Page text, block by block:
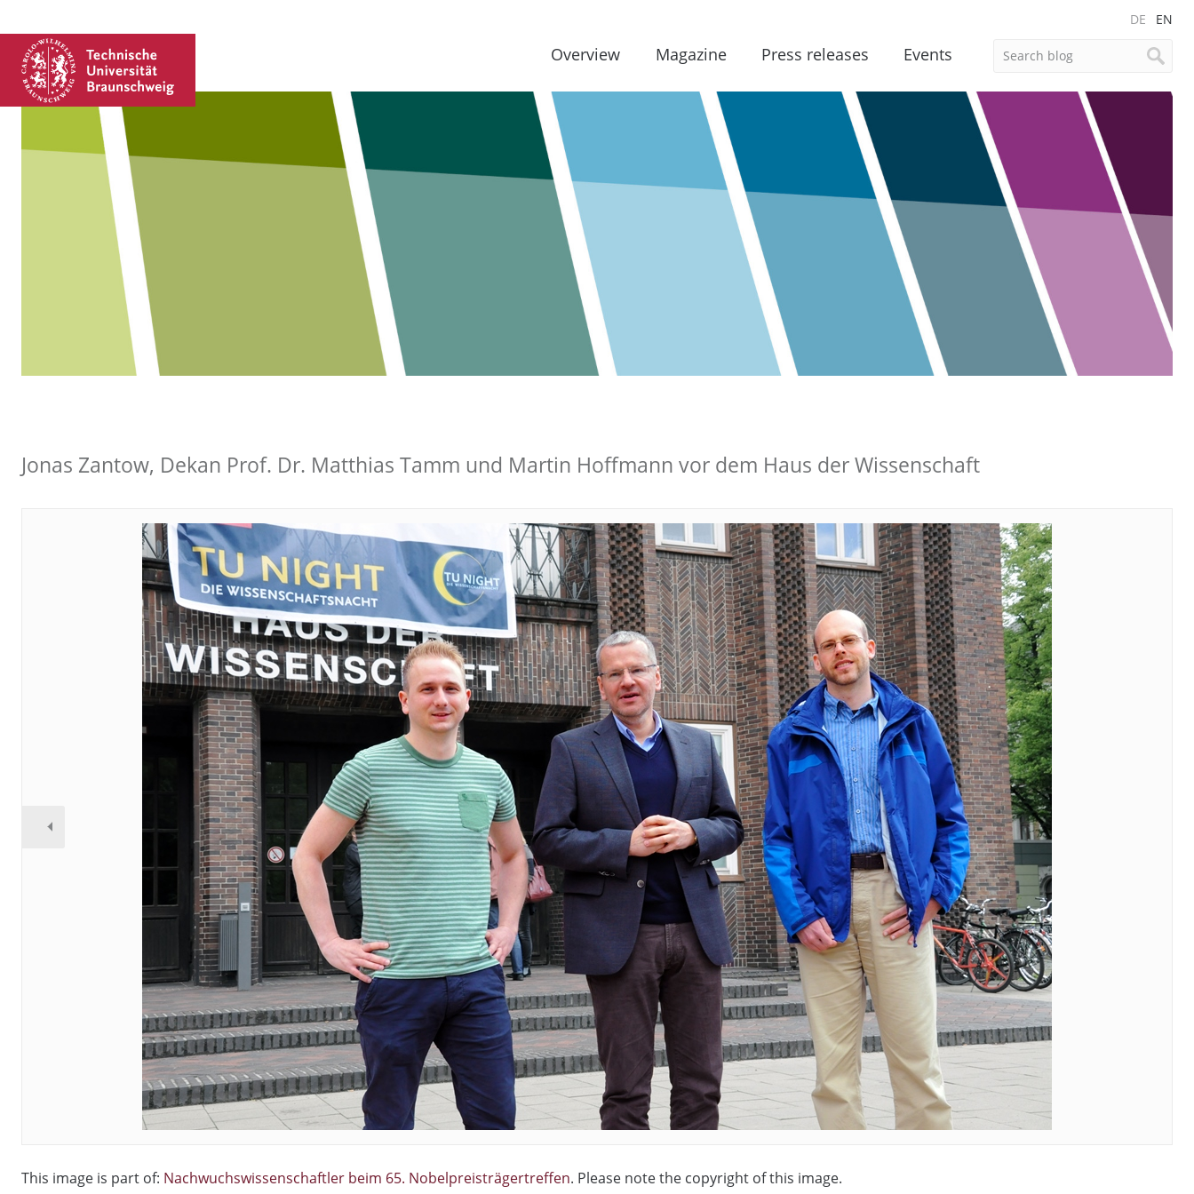
DE EN
Overview Magazine Press releases Events
Jonas Zantow, Dekan Prof. Dr. Matthias Tamm und Martin Hoffmann vor dem Haus der Wissenschaft
This image is part of: Nachwuchswissenschaftler beim 65. Nobelpreisträgertreffen. Please note the copyright of this image.